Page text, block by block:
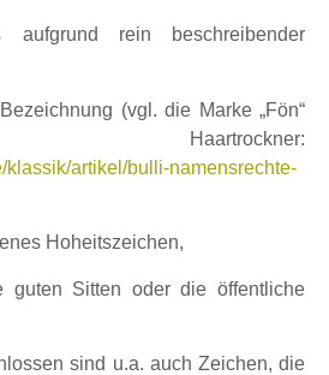
aufgrund rein beschreibender
(vgl. die Marke „Fön“
klassik/artikel/bulli-namensrechte-
Hoheitszeichen,
guten Sitten oder die öffentliche
sind u.a. auch Zeichen, die